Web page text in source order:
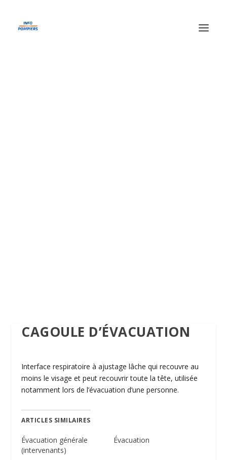
CAGOULE D’ÉVACUATION
Interface respiratoire à ajustage lâche qui recouvre au
moins le visage et peut recouvrir toute la tête, utilisée
notamment lors de l’évacuation d’une personne.
ARTICLES SIMILAIRES
Évacuation générale
(intervenants)
Évacuation